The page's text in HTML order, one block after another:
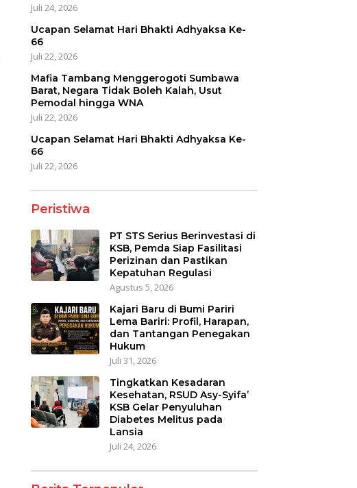
Juli 24, 2026
Ucapan Selamat Hari Bhakti Adhyaksa Ke-
66
Juli 22, 2026
Mafia Tambang Menggerogoti Sumbawa
Barat, Negara Tidak Boleh Kalah, Usut
Pemodal hingga WNA
Juli 22, 2026
Ucapan Selamat Hari Bhakti Adhyaksa Ke-
66
Juli 22, 2026
Peristiwa
PT STS Serius Berinvestasi di
KSB, Pemda Siap Fasilitasi
Perizinan dan Pastikan
Kepatuhan Regulasi
Agustus 5, 2026
Kajari Baru di Bumi Pariri
Lema Bariri: Profil, Harapan,
dan Tantangan Penegakan
Hukum
Juli 31, 2026
Tingkatkan Kesadaran
Kesehatan, RSUD Asy-Syifa’
KSB Gelar Penyuluhan
Diabetes Melitus pada
Lansia
Juli 24, 2026